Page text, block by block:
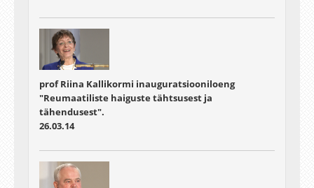
prof Riina Kallikormi inauguratsiooniloeng
"Reumaatiliste haiguste tähtsusest ja
tähendusest".
26.03.14